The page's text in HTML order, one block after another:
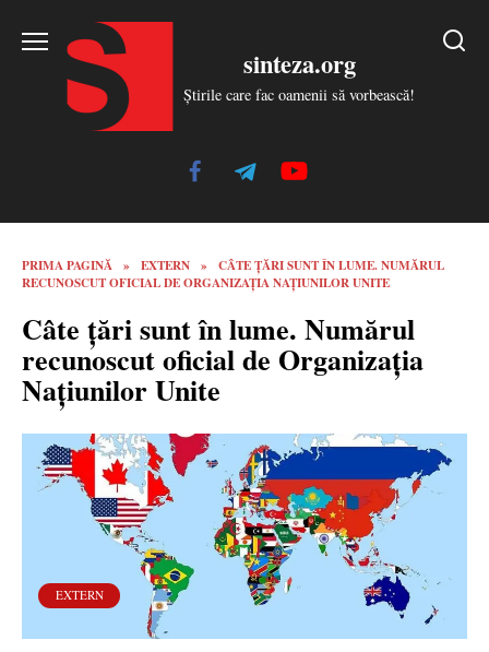
sinteza.org
Știrile care fac oamenii să vorbească!
PRIMA PAGINĂ » EXTERN »
CÂTE ȚĂRI SUNT ÎN LUME. NUMĂRUL
RECUNOSCUT OFICIAL DE ORGANIZAȚIA NAȚIUNILOR UNITE
Câte țări sunt în lume. Numărul
recunoscut oficial de Organizația
Națiunilor Unite
EXTERN